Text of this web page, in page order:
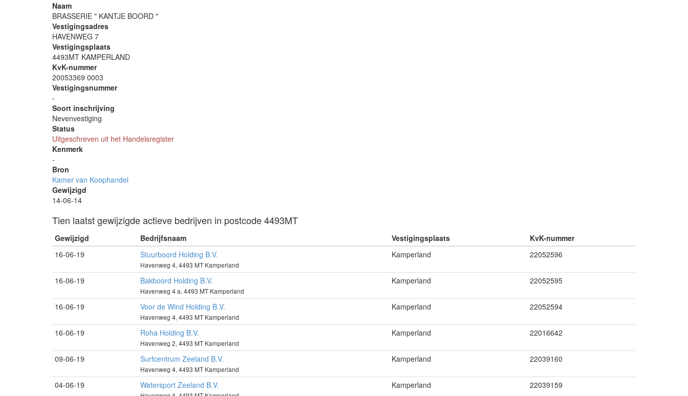
Naam
BRASSERIE " KANTJE BOORD "
Vestigingsadres
HAVENWEG 7
Vestigingsplaats
4493MT KAMPERLAND
KvK-nummer
20053369 0003
Vestigingsnummer
-
Soort inschrijving
Nevenvestiging
Status
Uitgeschreven uit het Handelsregister
Kenmerk
-
Bron
Kamer van Koophandel
Gewijzigd
14-06-14
Tien laatst gewijzigde actieve bedrijven in postcode 4493MT
Gewijzigd Bedrijfsnaam Vestigingsplaats
KvK-nummer
16-06-19
Stuurboord Holding B.V.
Havenweg 4, 4493 MT Kamperland
Kamperland 22052596
16-06-19 Bakboord Holding B.V.
Havenweg 4 a, 4493 MT Kamperland
Kamperland 22052595
16-06-19 Voor de Wind Holding B.V.
Havenweg 4, 4493 MT Kamperland
Kamperland 22052594
16-06-19 Roha Holding B.V.
Havenweg 2, 4493 MT Kamperland
Kamperland 22016642
09-06-19 Surfcentrum Zeeland B.V.
Havenweg 4, 4493 MT Kamperland
Kamperland 22039160
04-06-19 Watersport Zeeland B.V. Kamperland 22039159